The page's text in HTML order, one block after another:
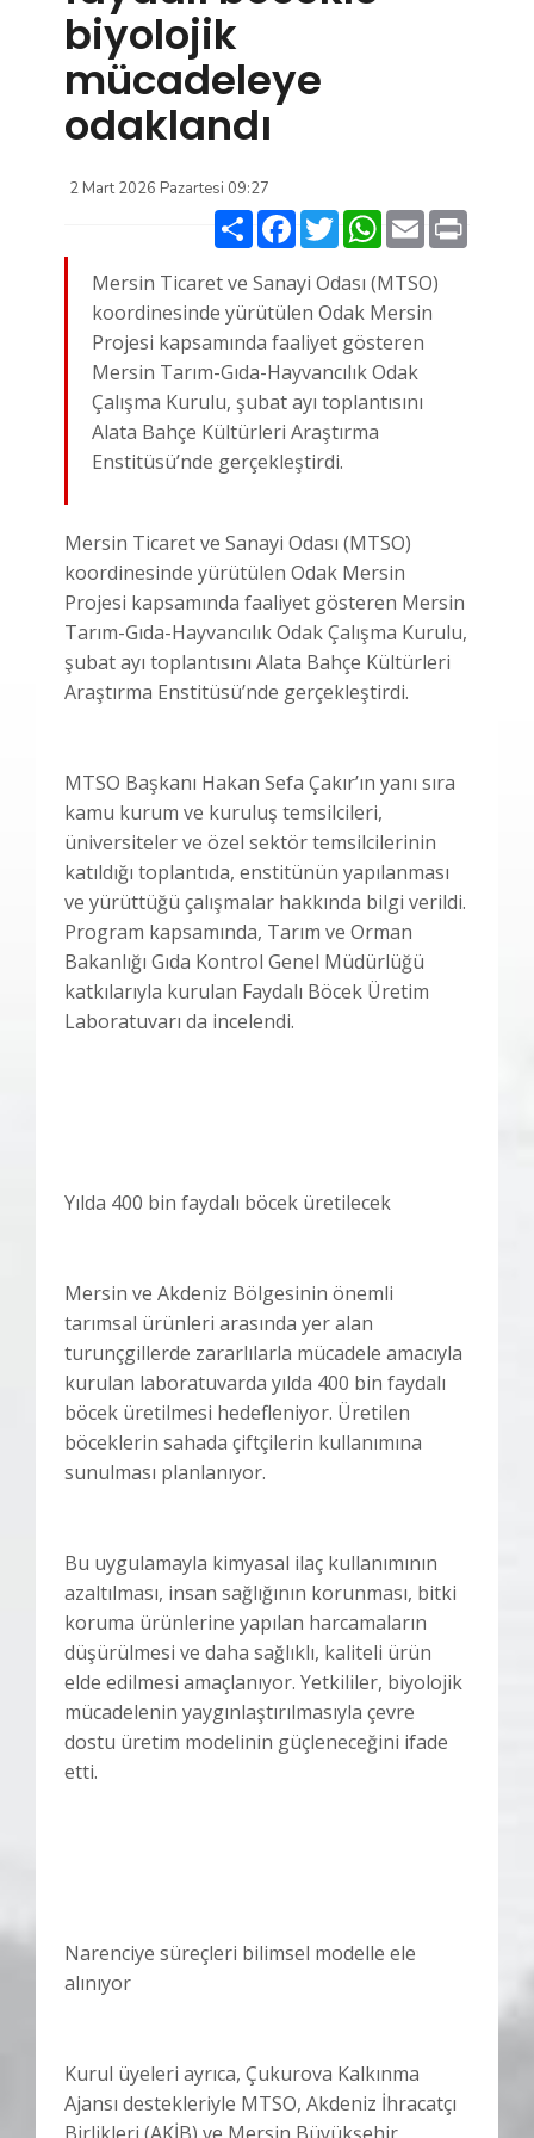
biyolojik
mücadeleye
odaklandı
2 Mart 2026 Pazartesi 09:27
Paylaş FacebookTwitter WhatsApp
Email
Mersin Ticaret ve Sanayi Odası (MTSO)
koordinesinde yürütülen Odak Mersin
Projesi kapsamında faaliyet gösteren
Mersin Tarım-Gıda-Hayvancılık Odak
Çalışma Kurulu, şubat ayı toplantısını
Alata Bahçe Kültürleri Araştırma
Enstitüsü’nde gerçekleştirdi.
Mersin Ticaret ve Sanayi Odası (MTSO)
koordinesinde yürütülen Odak Mersin
Projesi kapsamında faaliyet gösteren Mersin
Tarım-Gıda-Hayvancılık Odak Çalışma Kurulu,
şubat ayı toplantısını Alata Bahçe Kültürleri
Araştırma Enstitüsü’nde gerçekleştirdi.
MTSO Başkanı Hakan Sefa Çakır’ın yanı sıra
kamu kurum ve kuruluş temsilcileri,
üniversiteler ve özel sektör temsilcilerinin
katıldığı toplantıda, enstitünün yapılanması
ve yürüttüğü çalışmalar hakkında bilgi verildi.
Program kapsamında, Tarım ve Orman
Bakanlığı Gıda Kontrol Genel Müdürlüğü
katkılarıyla kurulan Faydalı Böcek Üretim
Laboratuvarı da incelendi.
Yılda 400 bin faydalı böcek üretilecek
Mersin ve Akdeniz Bölgesinin önemli
tarımsal ürünleri arasında yer alan
turunçgillerde zararlılarla mücadele amacıyla
kurulan laboratuvarda yılda 400 bin faydalı
böcek üretilmesi hedefleniyor. Üretilen
böceklerin sahada çiftçilerin kullanımına
sunulması planlanıyor.
Bu uygulamayla kimyasal ilaç kullanımının
azaltılması, insan sağlığının korunması, bitki
koruma ürünlerine yapılan harcamaların
düşürülmesi ve daha sağlıklı, kaliteli ürün
elde edilmesi amaçlanıyor. Yetkililer, biyolojik
mücadelenin yaygınlaştırılmasıyla çevre
dostu üretim modelinin güçleneceğini ifade
etti.
Narenciye süreçleri bilimsel modelle ele
alınıyor
Kurul üyeleri ayrıca, Çukurova Kalkınma
Ajansı destekleriyle MTSO, Akdeniz İhracatçı